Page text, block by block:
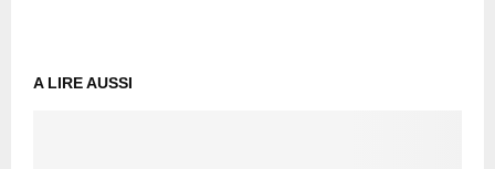
A LIRE AUSSI